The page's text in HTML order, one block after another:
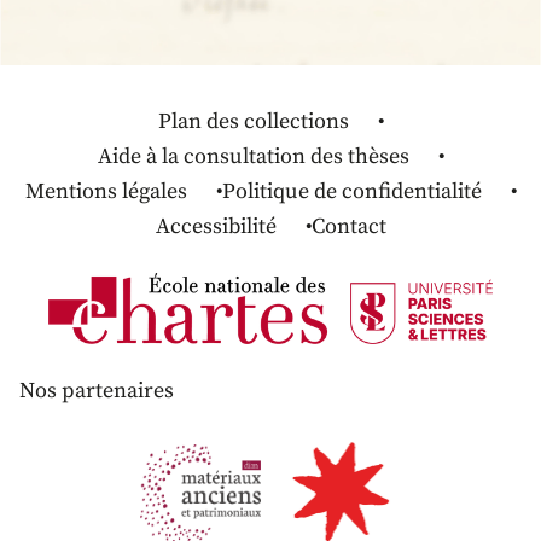
Plan des collections
Aide à la consultation des thèses
Mentions légales
Politique de confidentialité
Accessibilité
Contact
Nos partenaires